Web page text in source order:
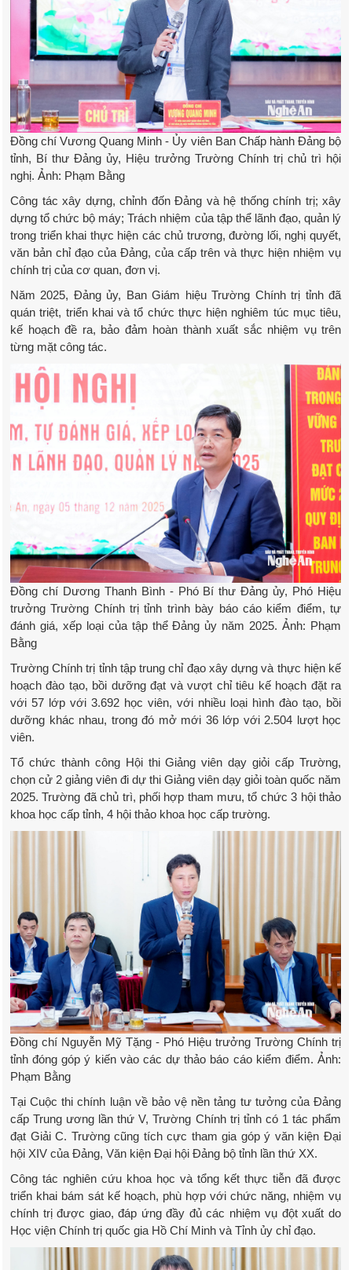
Đồng chí Vương Quang Minh - Ủy viên Ban Chấp hành Đảng bộ
tỉnh, Bí thư Đảng ủy, Hiệu trưởng Trường Chính trị chủ trì hội
nghị. Ảnh: Phạm Bằng
Công tác xây dựng, chỉnh đốn Đảng và hệ thống chính trị; xây
dựng tổ chức bộ máy; Trách nhiệm của tập thể lãnh đạo, quản lý
trong triển khai thực hiện các chủ trương, đường lối, nghị quyết,
văn bản chỉ đạo của Đảng, của cấp trên và thực hiện nhiệm vụ
chính trị của cơ quan, đơn vị.
Năm 2025, Đảng ủy, Ban Giám hiệu Trường Chính trị tỉnh đã
quán triệt, triển khai và tổ chức thực hiện nghiêm túc mục tiêu,
kế hoạch đề ra, bảo đảm hoàn thành xuất sắc nhiệm vụ trên
từng mặt công tác.
Đồng chí Dương Thanh Bình - Phó Bí thư Đảng ủy, Phó Hiệu
trưởng Trường Chính trị tỉnh trình bày báo cáo kiểm điểm, tự
đánh giá, xếp loại của tập thể Đảng ủy năm 2025. Ảnh: Phạm
Bằng
Trường Chính trị tỉnh tập trung chỉ đạo xây dựng và thực hiện kế
hoạch đào tạo, bồi dưỡng đạt và vượt chỉ tiêu kế hoạch đặt ra
với 57 lớp với 3.692 học viên, với nhiều loại hình đào tạo, bồi
dưỡng khác nhau, trong đó mở mới 36 lớp với 2.504 lượt học
viên.
Tổ chức thành công Hội thi Giảng viên dạy giỏi cấp Trường,
chọn cử 2 giảng viên đi dự thi Giảng viên dạy giỏi toàn quốc năm
2025. Trường đã chủ trì, phối hợp tham mưu, tổ chức 3 hội thảo
khoa học cấp tỉnh, 4 hội thảo khoa học cấp trường.
Đồng chí Nguyễn Mỹ Tặng - Phó Hiệu trưởng Trường Chính trị
tỉnh đóng góp ý kiến vào các dự thảo báo cáo kiểm điểm. Ảnh:
Phạm Bằng
Tại Cuộc thi chính luận về bảo vệ nền tảng tư tưởng của Đảng
cấp Trung ương lần thứ V, Trường Chính trị tỉnh có 1 tác phẩm
đạt Giải C. Trường cũng tích cực tham gia góp ý văn kiện Đại
hội XIV của Đảng, Văn kiện Đại hội Đảng bộ tỉnh lần thứ XX.
Công tác nghiên cứu khoa học và tổng kết thực tiễn đã được
triển khai bám sát kế hoạch, phù hợp với chức năng, nhiệm vụ
chính trị được giao, đáp ứng đầy đủ các nhiệm vụ đột xuất do
Học viện Chính trị quốc gia Hồ Chí Minh và Tỉnh ủy chỉ đạo.